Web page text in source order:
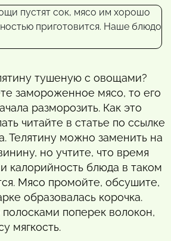
тушеную с овощами?
замороженное мясо, то его
разморозить. Как это
читайте в статье по ссылке
Телятину можно заменить на
но учтите, что время
калорийность блюда в таком
Мясо промойте, обсушите,
образовалась корочка.
поперек волокон,
мягкость.